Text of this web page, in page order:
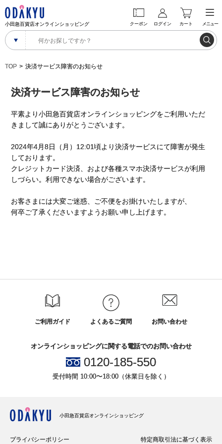
小田急百貨店オンラインショッピング クーポン ログイン カート メニュー
TOP 決済サービス障害のお知らせ
決済サービス障害のお知らせ
平素より小田急百貨店オンラインショッピングをご利用いただ
きまして誠にありがとうございます。
2024年4月8日（月）12:01頃より決済サービスにて障害が発生
しております。
クレジットカード決済、および各種スマホ決済サービスが利用
しづらい。利用できない場合がございます。
お客さまには大変ご迷惑、ご不便をお掛けいたしますが、
何卒ご了承くださいますようお願い申し上げます。
ご利用ガイド よくあるご質問 お問い合わせ
オンラインショッピングに関する電話でのお問い合わせ
0120-185-550
受付時間 10:00〜18:00（休業日を除く）
小田急百貨店オンラインショッピング
プライバシーポリシー 特定商取引法に基づく表示